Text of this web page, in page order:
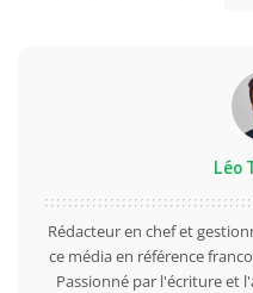
Léo
Rédacteur en chef et
ce média en référence
Passionné par l'écriture et